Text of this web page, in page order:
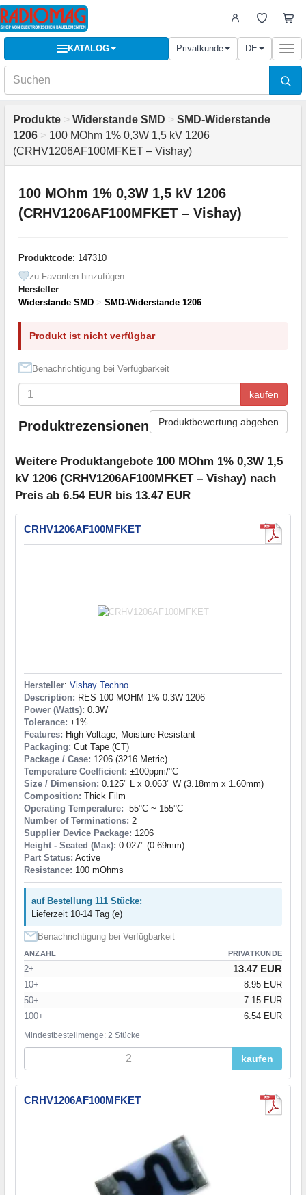
KATALOG Privatkunde DE
Produkte > Widerstande SMD > SMD-Widerstande
1206 > 100 MOhm 1% 0,3W 1,5 kV 1206
(CRHV1206AF100MFKET – Vishay)
100 MOhm 1% 0,3W 1,5 kV 1206
(CRHV1206AF100MFKET – Vishay)
Produktcode: 147310
zu Favoriten hinzufügen
Hersteller:
Widerstande SMD > SMD-Widerstande 1206
Produkt ist nicht verfügbar
Benachrichtigung bei Verfügbarkeit
kaufen
Produktrezensionen Produktbewertung abgeben
Weitere Produktangebote 100 MOhm 1% 0,3W 1,5
kV 1206 (CRHV1206AF100MFKET – Vishay) nach
Preis ab 6.54 EUR bis 13.47 EUR
CRHV1206AF100MFKET
Hersteller: Vishay Techno
Description: RES 100 MOHM 1% 0.3W 1206
Power (Watts): 0.3W
Tolerance: ±1%
Features: High Voltage, Moisture Resistant
Packaging: Cut Tape (CT)
Package / Case: 1206 (3216 Metric)
Temperature Coefficient: ±100ppm/°C
Size / Dimension: 0.125" L x 0.063" W (3.18mm x 1.60mm)
Composition: Thick Film
Operating Temperature: -55°C ~ 155°C
Number of Terminations: 2
Supplier Device Package: 1206
Height - Seated (Max): 0.027" (0.69mm)
Part Status: Active
Resistance: 100 mOhms
auf Bestellung 111 Stücke:
Lieferzeit 10-14 Tag (e)
Benachrichtigung bei Verfügbarkeit
ANZAHL PRIVATKUNDE
2+ 13.47 EUR
10+
8.95 EUR
50+
7.15 EUR
100+
6.54 EUR
Mindestbestellmenge: 2 Stücke
kaufen
CRHV1206AF100MFKET